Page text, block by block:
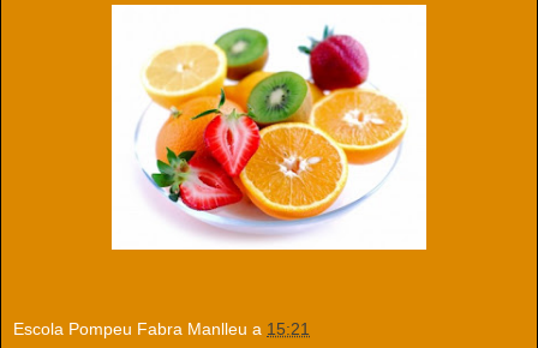
Escola Pompeu Fabra Manlleu a 15:21